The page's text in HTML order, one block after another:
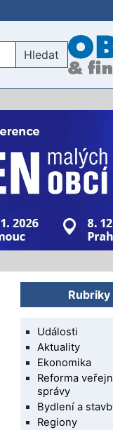
Hledat
Rubriky
Události
Aktuality
Ekonomika
Reforma
správy
Bydlení a
Regiony